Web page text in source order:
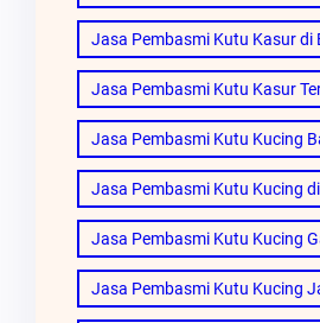
Jasa Pembasmi Kutu Kasur di
Jasa Pembasmi Kutu Kasur
Jasa Pembasmi Kutu Kucing
Jasa Pembasmi Kutu Kucing
Jasa Pembasmi Kutu Kucing
Jasa Pembasmi Kutu Kucing